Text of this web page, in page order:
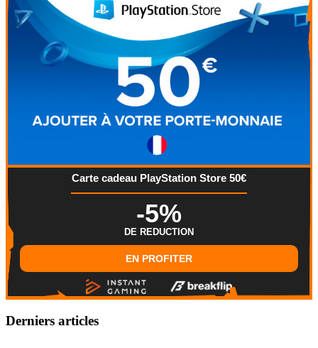
Carte cadeau PlayStation Store 50€
-5%
DE REDUCTION
EN PROFITER
Derniers articles